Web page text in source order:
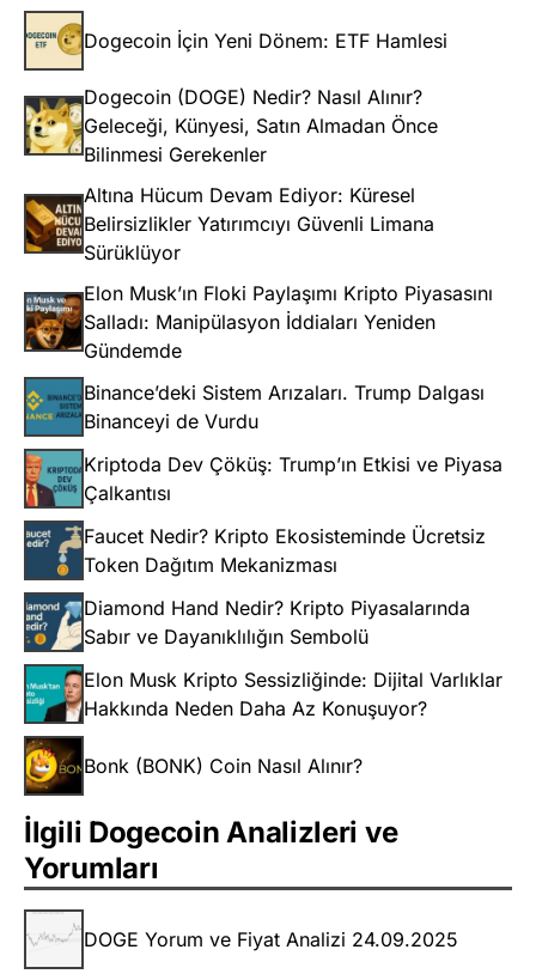
Dogecoin İçin Yeni Dönem: ETF Hamlesi
Dogecoin (DOGE) Nedir? Nasıl Alınır?
Geleceği, Künyesi, Satın Almadan Önce
Bilinmesi Gerekenler
Altına Hücum Devam Ediyor: Küresel
Belirsizlikler Yatırımcıyı Güvenli Limana
Sürüklüyor
Elon Musk’ın Floki Paylaşımı Kripto Piyasasını
Salladı: Manipülasyon İddiaları Yeniden
Gündemde
Binance’deki Sistem Arızaları. Trump Dalgası
Binanceyi de Vurdu
Kriptoda Dev Çöküş: Trump’ın Etkisi ve Piyasa
Çalkantısı
Faucet Nedir? Kripto Ekosisteminde Ücretsiz
Token Dağıtım Mekanizması
Diamond Hand Nedir? Kripto Piyasalarında
Sabır ve Dayanıklılığın Sembolü
Elon Musk Kripto Sessizliğinde: Dijital Varlıklar
Hakkında Neden Daha Az Konuşuyor?
Bonk (BONK) Coin Nasıl Alınır?
İlgili Dogecoin Analizleri ve
Yorumları
DOGE Yorum ve Fiyat Analizi 24.09.2025